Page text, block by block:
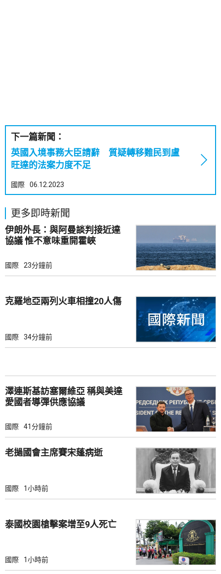
下一篇新聞：
英國入境事務大臣請辭 質疑轉移難民到盧
旺達的法案力度不足
國際 06.12.2023
更多即時新聞
伊朗外長：與阿曼談判接近達
協議 惟不意味重開霍峽
國際 23分鐘前
克羅地亞兩列火車相撞20人傷
國際 34分鐘前
澤連斯基訪塞爾維亞 稱與美達
愛國者導彈供應協議
國際 41分鐘前
老撾國會主席賽宋蓬病逝
國際 1小時前
泰國校園槍擊案增至9人死亡
國際 1小時前